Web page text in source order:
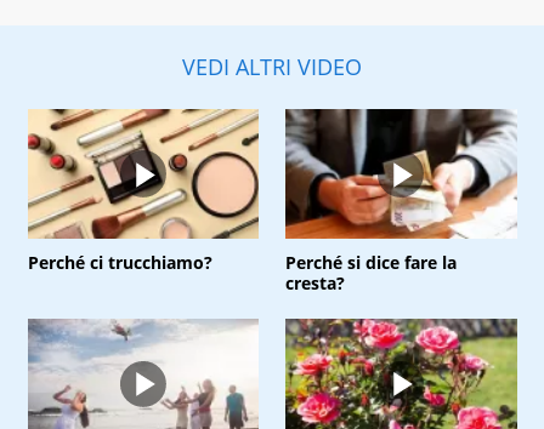
VEDI ALTRI VIDEO
Perché ci trucchiamo?
Perché si dice fare la
cresta?